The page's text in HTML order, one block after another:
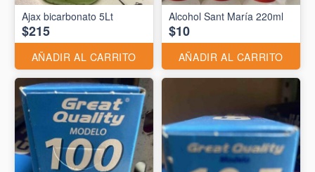
Ajax bicarbonato 5Lt
$215
AÑADIR AL CARRITO
Alcohol Sant María 220ml
$10
AÑADIR AL CARRITO